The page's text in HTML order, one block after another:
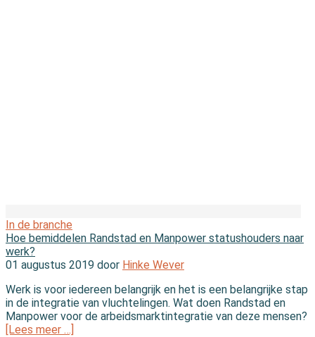
In de branche
Hoe bemiddelen Randstad en Manpower statushouders naar
werk?
01 augustus 2019 door Hinke Wever
Werk is voor iedereen belangrijk en het is een belangrijke stap
in de integratie van vluchtelingen. Wat doen Randstad en
Manpower voor de arbeidsmarktintegratie van deze mensen?
[Lees meer …]